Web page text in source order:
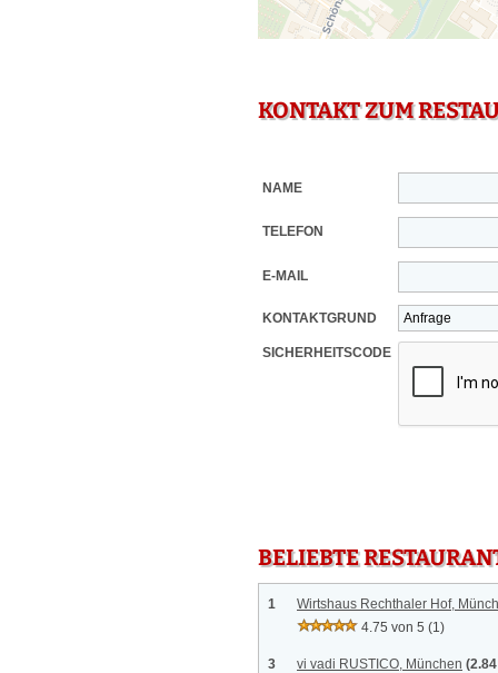
KONTAKT ZUM
NAME
TELEFON
E-MAIL
KONTAKTGRUND
SICHERHEITSCODE
BELIEBTE
1
Wirtshaus Rechthaler Hof,
4.75 von 5 (1)
3 vi vadi RUSTICO, München